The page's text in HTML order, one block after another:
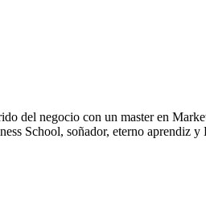
del negocio con un master en
School, soñador, eterno aprendiz